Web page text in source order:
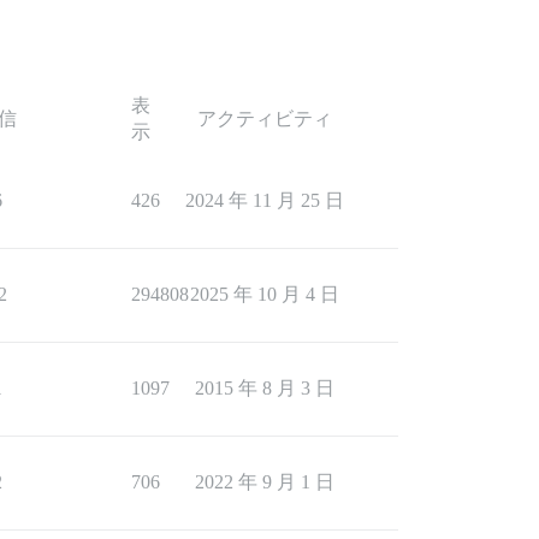
表
示
アクティビティ
426 2024 年 11 月 25 日
2948082025 年 10 月 4 日
1097 2015 年 8 月 3 日
706 2022 年 9 月 1 日